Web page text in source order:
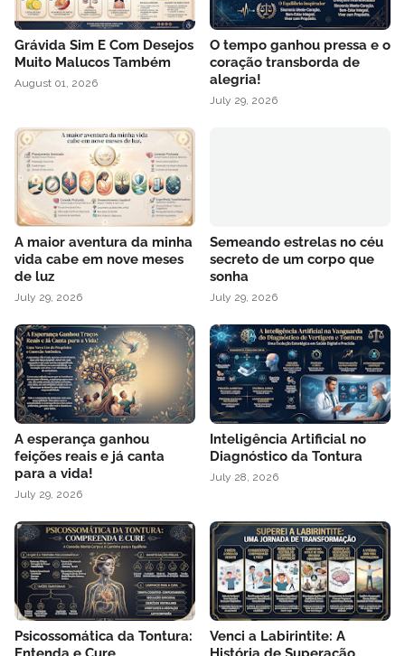
Grávida Sim E Com Desejos
Muito Malucos Também
August 01, 2026
O tempo ganhou pressa e o
coração transborda de
alegria!
July 29, 2026
A maior aventura da minha
vida cabe em nove meses
de luz
July 29, 2026
Semeando estrelas no céu
secreto de um corpo que
sonha
July 29, 2026
A esperança ganhou
feições reais e já canta
para a vida!
July 29, 2026
Inteligência Artificial no
Diagnóstico da Tontura
July 28, 2026
Psicossomática da Tontura:
Venci a Labirintite: A